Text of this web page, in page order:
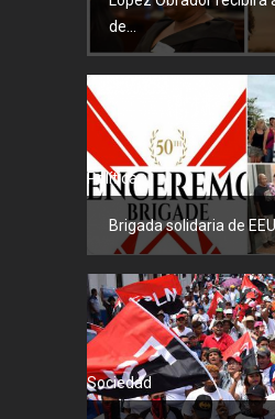
de...
Política
Brigada solidaria de
Sociedad